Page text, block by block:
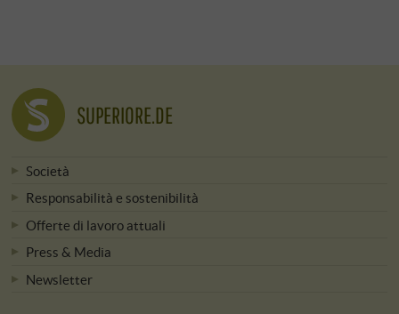
SUPERIORE.DE
Società
Responsabilità e sostenibilità
Offerte di lavoro attuali
Press & Media
Newsletter